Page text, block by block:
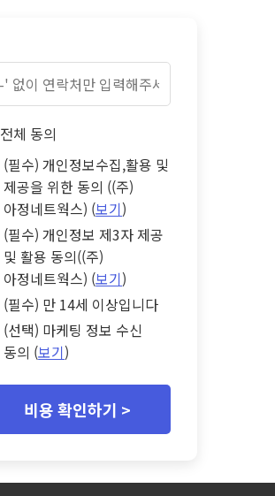
전체 동의
(필수) 개인정보수집,활용 및
제공을 위한 동의 ((주)
아정네트웍스) (보기)
(필수) 개인정보 제3자 제공
및 활용 동의((주)
아정네트웍스) (보기)
(필수) 만 14세 이상입니다
(선택) 마케팅 정보 수신
동의 (보기)
비용 확인하기 >